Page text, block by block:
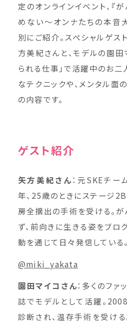
定のオンラインイベント、『
めない〜オンナたちの本音
別にご紹介。スペシャルゲス
方美紀さんと、モデルの園田
られる仕事」で活躍中のお二
なテクニックや、メンタル面
の内容です。
ゲスト紹介
矢方美紀さん：元SKEチー
年、25歳のときにステージ
房全摘出の手術を受ける。
ず、前向きに生きる姿をブ
動を通じて日々発信している。
@miki_yakata
園田マイコさん：多くのファ
誌でモデルとして活躍。
診断され、温存手術を受け